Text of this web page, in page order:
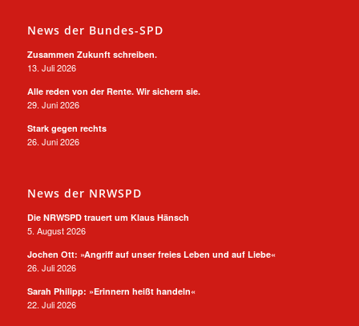
News der Bundes-SPD
Zusammen Zukunft schreiben.
13. Juli 2026
Alle reden von der Rente. Wir sichern sie.
29. Juni 2026
Stark gegen rechts
26. Juni 2026
News der NRWSPD
Die NRWSPD trauert um Klaus Hänsch
5. August 2026
Jochen Ott: »Angriff auf unser freies Leben und auf Liebe«
26. Juli 2026
Sarah Philipp: »Erinnern heißt handeln«
22. Juli 2026